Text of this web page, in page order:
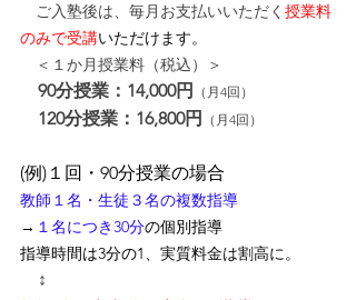
ご入塾後は、毎月お支払いいただく 授業料
のみで受講いただけます。
＜１か月授業料（税込）＞
90分授業：14,000円 （月4回）
120分授業：16,800円 （月4回）
(例)１回・90分授業の場合
教師１名・生徒３名の複数指導
→ １名につき30分の個別指導
指導時間は3分の1、 実質料金は割高に。
↕